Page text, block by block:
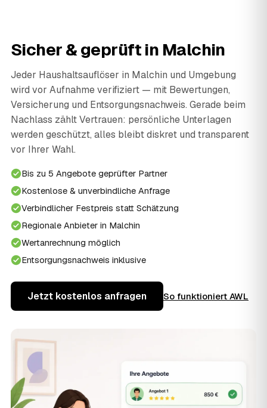
Sicher & geprüft in Malchin
Jeder Haushaltsauflöser in Malchin und Umgebung
wird vor Aufnahme verifiziert — mit Bewertungen,
Versicherung und Entsorgungsnachweis. Gerade beim
Nachlass zählt Vertrauen: persönliche Unterlagen
werden geschützt, alles bleibt diskret und transparent
vor Ihrer Wahl.
Bis zu 5 Angebote geprüfter Partner
Kostenlose & unverbindliche Anfrage
Verbindlicher Festpreis statt Schätzung
Regionale Anbieter in Malchin
Wertanrechnung möglich
Entsorgungsnachweis inklusive
Jetzt kostenlos anfragen So funktioniert AWL